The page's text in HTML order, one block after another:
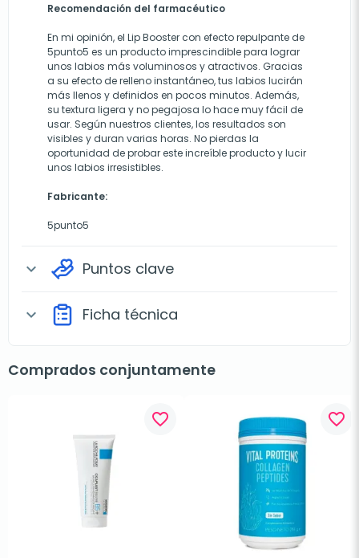
Recomendación del farmacéutico
En mi opinión, el Lip Booster con efecto repulpante de
5punto5 es un producto imprescindible para lograr
unos labios más voluminosos y atractivos. Gracias
a su efecto de relleno instantáneo, tus labios lucirán
más llenos y definidos en pocos minutos. Además,
su textura ligera y no pegajosa lo hace muy fácil de
usar. Según nuestros clientes, los resultados son
visibles y duran varias horas. No pierdas la
oportunidad de probar este increíble producto y lucir
unos labios irresistibles.
Fabricante:
5punto5
expand_more Puntos clave
expand_more Ficha técnica
Comprados conjuntamente
favorite_border favorite_border